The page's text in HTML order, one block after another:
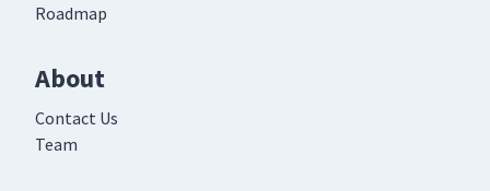
Roadmap
About
Contact Us
Team